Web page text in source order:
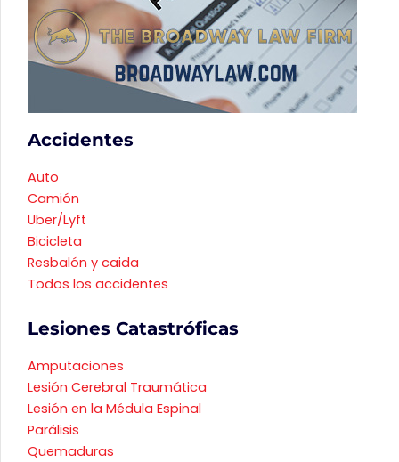
Accidentes
Auto
Camión
Uber/Lyft
Bicicleta
Resbalón y caida
Todos los accidentes
Lesiones Catastróficas
Amputaciones
Lesión Cerebral Traumática
Lesión en la Médula Espinal
Parálisis
Quemaduras